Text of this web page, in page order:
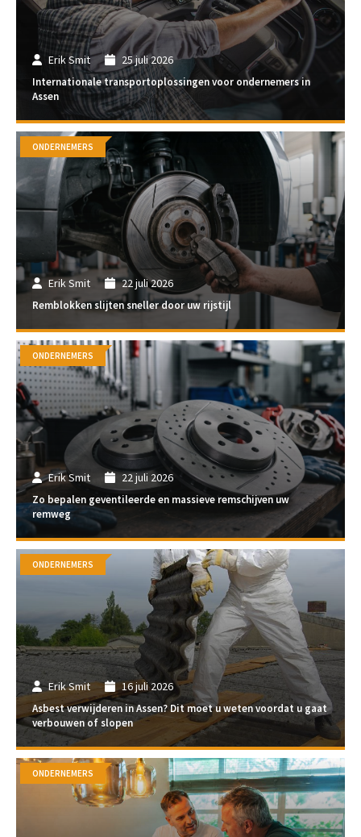
Erik Smit 25 juli 2026
Internationale transportoplossingen voor ondernemers in
Assen
Erik Smit 22 juli 2026
Remblokken slijten sneller door uw rijstijl
ONDERNEMERS
Erik Smit 22 juli 2026
Zo bepalen geventileerde en massieve remschijven uw
remweg
ONDERNEMERS
Erik Smit 16 juli 2026
Asbest verwijderen in Assen? Dit moet u weten voordat u gaat
verbouwen of slopen
ONDERNEMERS
ONDERNEMERS